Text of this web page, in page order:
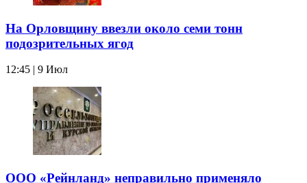
На Орловщину ввезли около семи тонн
подозрительных ягод
12:45 | 9 Июл
ООО «Рейнланд» неправильно применяло